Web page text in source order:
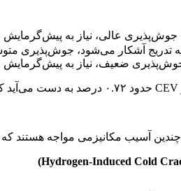
تدریج آشکار می‌شود، جوش‌پذیری
ضعیف، نیاز به پیش‌گرمایش
چندین آسیب مکانیزمی مواجه